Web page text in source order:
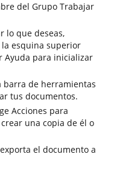
del Grupo Trabajar
lo que deseas,
esquina superior
para inicializar
barra de herramientas
tus documentos.
Acciones para
una copia de él o
el documento a